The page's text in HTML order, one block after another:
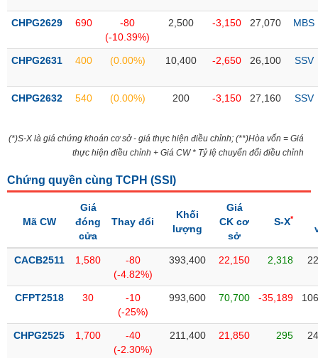
CHPG2629 690
-80
(-10.39%)
2,500 -3,150 27,070 MBS
CHPG2631 400 (0.00%) 10,400 -2,650 26,100 SSV
CHPG2632 540 (0.00%) 200 -3,150 27,160 SSV
(*)S-X là giá chứng khoán cơ sở - giá thực hiện điều chỉnh; (**)Hòa vốn = Giá
thực hiện điều chỉnh + Giá CW * Tỷ lệ chuyển đổi điều chỉnh
Chứng quyền cùng TCPH (SSI )
Mã CW
Giá
đóng
cửa
Thay đổi
Khối
lượng
Giá
CK cơ
sở
S-X*
CACB2511 1,580
-80
(-4.82%)
393,400 22,150 2,318
CFPT2518 30
-10
(-25%)
993,600 70,700 -35,189
CHPG2525 1,700
-40
(-2.30%)
211,400 21,850 295
SỨC
TÀI
CÔNG
THÔNG
VỤ
TRUYỀN